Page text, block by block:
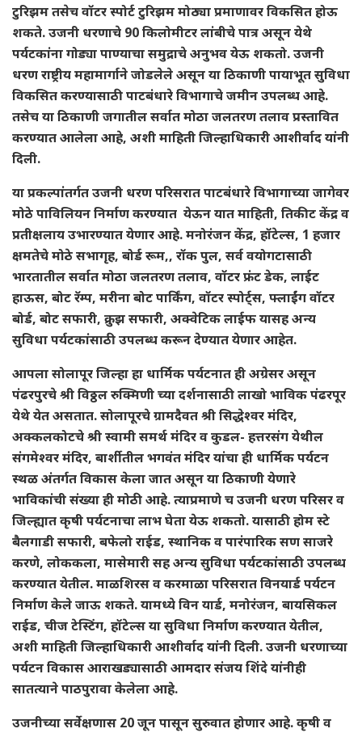
टुरिझम तसेच वॉटर स्पोर्ट टुरिझम मोठ्या प्रमाणावर विकसित होऊ
शकते. उजनी धरणाचे 90 किलोमीटर लांबीचे पात्र असून येथे
पर्यटकांना गोड्या पाण्याचा समुद्राचे अनुभव येऊ शकतो. उजनी
धरण राष्ट्रीय महामार्गाने जोडलेले असून या ठिकाणी पायाभूत सुविधा
विकसित करण्यासाठी पाटबंधारे विभागाचे जमीन उपलब्ध आहे.
तसेच या ठिकाणी जगातील सर्वात मोठा जलतरण तलाव प्रस्तावित
करण्यात आलेला आहे, अशी माहिती जिल्हाधिकारी आशीर्वाद यांनी
दिली.
या प्रकल्पांतर्गत उजनी धरण परिसरात पाटबंधारे विभागाच्या जागेवर
मोठे पाविलियन निर्माण करण्यात येऊन यात माहिती, तिकीट केंद्र व
प्रतीक्षलाय उभारण्यात येणार आहे. मनोरंजन केंद्र, हॉटेल्स, 1 हजार
क्षमतेचे मोठे सभागृह, बोर्ड रूम,, रॉक पुल, सर्व वयोगटासाठी
भारतातील सर्वात मोठा जलतरण तलाव, वॉटर फ्रंट डेक, लाईट
हाऊस, बोट रॅम्प, मरीना बोट पार्किंग, वॉटर स्पोर्ट्स, फ्लाईंग वॉटर
बोर्ड, बोट सफारी, क्रुझ सफारी, अक्वेटिक लाईफ यासह अन्य
सुविधा पर्यटकांसाठी उपलब्ध करून देण्यात येणार आहेत.
आपला सोलापूर जिल्हा हा धार्मिक पर्यटनात ही अग्रेसर असून
पंढरपुरचे श्री विठ्ठल रुक्मिणी च्या दर्शनासाठी लाखो भाविक पंढरपूर
येथे येत असतात. सोलापूरचे ग्रामदैवत श्री सिद्धेश्वर मंदिर,
अक्कलकोटचे श्री स्वामी समर्थ मंदिर व कुडल- हत्तरसंग येथील
संगमेश्वर मंदिर, बार्शीतील भगवंत मंदिर यांचा ही धार्मिक पर्यटन
स्थळ अंतर्गत विकास केला जात असून या ठिकाणी येणारे
भाविकांची संख्या ही मोठी आहे. त्याप्रमाणे च उजनी धरण परिसर व
जिल्ह्यात कृषी पर्यटनाचा लाभ घेता येऊ शकतो. यासाठी होम स्टे
बैलगाडी सफारी, बफेलो राईड, स्थानिक व पारंपारिक सण साजरे
करणे, लोककला, मासेमारी सह अन्य सुविधा पर्यटकांसाठी उपलब्ध
करण्यात येतील. माळशिरस व करमाळा परिसरात विनयार्ड पर्यटन
निर्माण केले जाऊ शकते. यामध्ये विन यार्ड, मनोरंजन, बायसिकल
राईड, चीज टेस्टिंग, हॉटेल्स या सुविधा निर्माण करण्यात येतील,
अशी माहिती जिल्हाधिकारी आशीर्वाद यांनी दिली. उजनी धरणाच्या
पर्यटन विकास आराखड्यासाठी आमदार संजय शिंदे यांनीही
सातत्याने पाठपुरावा केलेला आहे.
उजनीच्या सर्वेक्षणास 20 जून पासून सुरुवात होणार आहे. कृषी व